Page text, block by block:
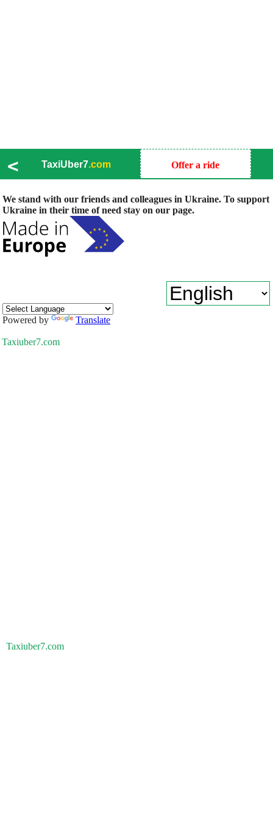
< TaxiUber7.com Offer a ride
We stand with our friends and colleagues in Ukraine. To support
Ukraine in their time of need stay on our page.
Powered by Translate
Taxiuber7.com
Taxiuber7.com